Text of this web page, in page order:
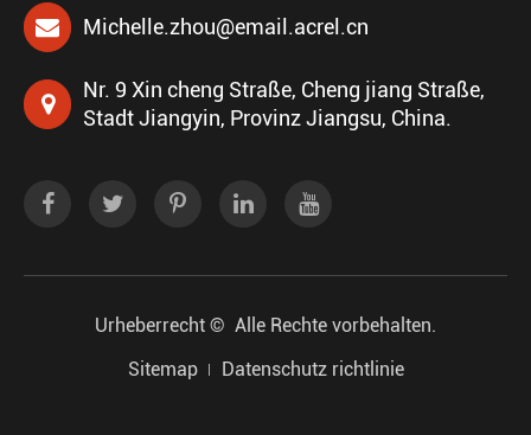
Michelle.zhou@email.acrel.cn
Nr. 9 Xin cheng Straße, Cheng jiang Straße,
Stadt Jiangyin, Provinz Jiangsu, China.
Urheberrecht © Alle Rechte vorbehalten.
Sitemap
Datenschutz richtlinie